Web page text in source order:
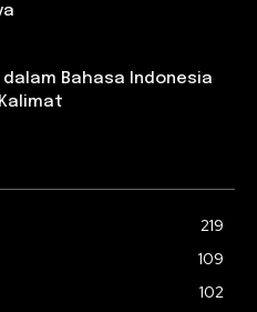
Bahasa Indonesia
219
109
102